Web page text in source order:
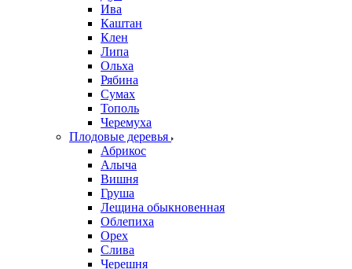
Ива
Каштан
Клен
Липа
Ольха
Рябина
Сумах
Тополь
Черемуха
Плодовые деревья
Абрикос
Алыча
Вишня
Груша
Лещина обыкновенная
Облепиха
Орех
Слива
Черешня